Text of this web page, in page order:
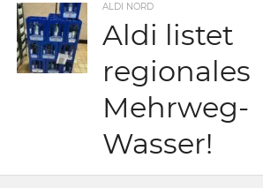
ALDI NORD
Aldi listet
regionales
Mehrweg-
Wasser!